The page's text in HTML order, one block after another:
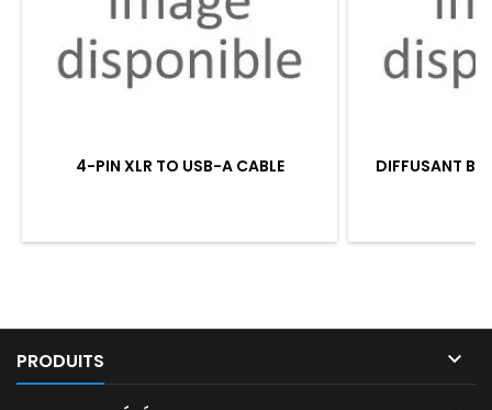
4-PIN XLR TO USB-A CABLE DIFFUSANT
PRODUITS 